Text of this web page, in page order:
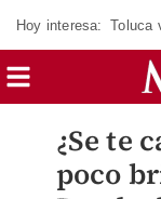
Hoy interesa: Toluca
¿Se te
poco